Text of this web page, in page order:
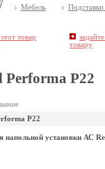
Мебель
товар
товару
Performa P22
P22
напольной установки АС